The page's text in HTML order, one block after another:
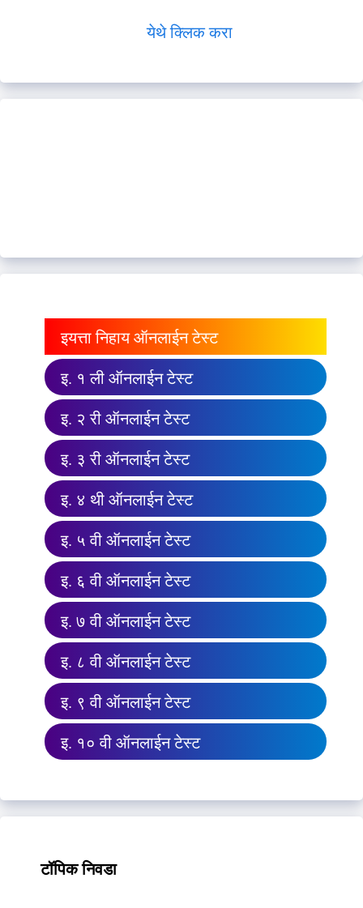
येथे क्लिक करा
इयत्ता निहाय ऑनलाईन टेस्ट
इ. १ ली ऑनलाईन टेस्ट
इ. २ री ऑनलाईन टेस्ट
इ. ३ री ऑनलाईन टेस्ट
इ. ४ थी ऑनलाईन टेस्ट
इ. ५ वी ऑनलाईन टेस्ट
इ. ६ वी ऑनलाईन टेस्ट
इ. ७ वी ऑनलाईन टेस्ट
इ. ८ वी ऑनलाईन टेस्ट
इ. ९ वी ऑनलाईन टेस्ट
इ. १० वी ऑनलाईन टेस्ट
टॉपिक निवडा